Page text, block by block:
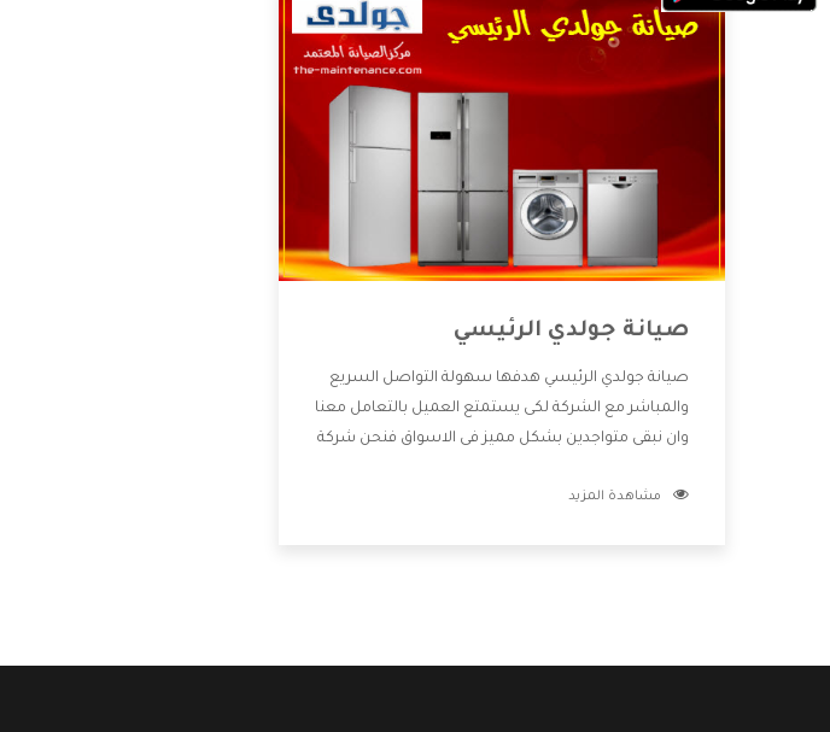
صيانة جولدي الرئيسي
صيانة جولدي الرئيسي هدفها سهولة التواصل السريع
والمباشر مع الشركة لكى يستمتع العميل بالتعامل معنا
وان نبقى متواجدين بشكل مميز فى الاسواق فنحن شركة
بالخدمات التى تنفرد الشركة بها والتى تكون منها خدمة
مشاهدة المزيد